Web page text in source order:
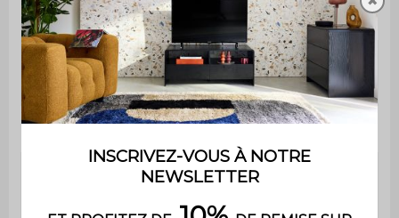
Utilisation
Usage
Usage domestique
uniquement
Garantie 2 ans
Le montage est très simple,